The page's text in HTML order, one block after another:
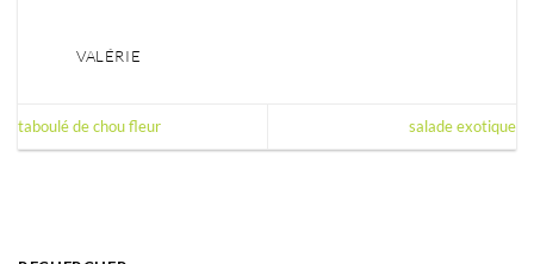
VALÉRIE
taboulé de chou fleur salade exotique